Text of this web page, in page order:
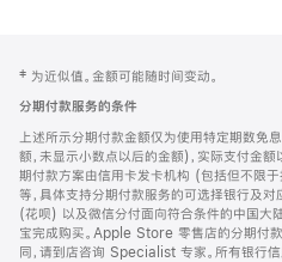
页
页
脚
注
‡ 为近似值。金额可能随时间变动。
分期付款服务的条件
上述所示分期付款金额仅为使用特定期数免
额，未显示小数点以后的金额)，实际支付金
期付款方案由信用卡发卡机构 (包括但不限于
等，具体支持分期付款服务的可选择银行及
(花呗) 以及微信分付面向符合条件的中国大
宝完成购买。Apple Store 零售店的分期付
同，请到店咨询 Specialist 专家。所有银行